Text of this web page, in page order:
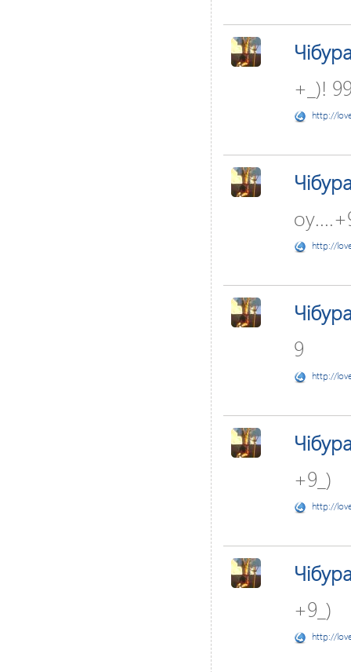
+_)!
http://
http://
9
http://
+9_)
http://
+9_)
http://